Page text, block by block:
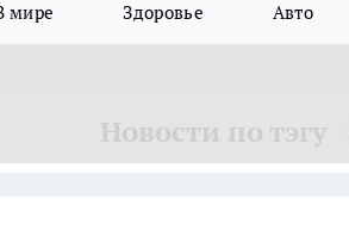
мире Здоровье Авто